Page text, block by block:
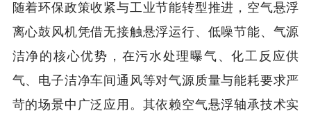
随着环保政策收紧与工业节能转型推进，空气悬浮
离心鼓风机凭借无接触悬浮运行、低噪节能、气源
洁净的核心优势，在污水处理曝气、化工反应供
气、电子洁净车间通风等对气源质量与能耗要求严
苛的场景中广泛应用。其依赖空气悬浮轴承技术实